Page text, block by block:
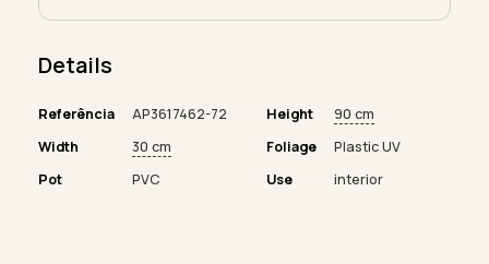
Details
Referência AP3617462-72 Height
90 cm
Width
30 cm Foliage
Plastic UV
Pot
PVC Use interior